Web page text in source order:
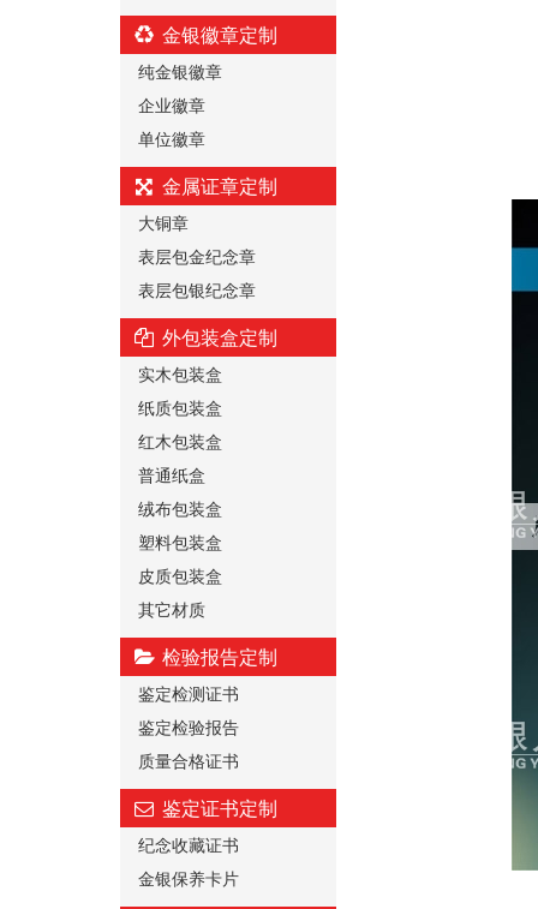
金银徽章定制
纯金银徽章
企业徽章
单位徽章
金属证章定制
大铜章
表层包金纪念章
表层包银纪念章
外包装盒定制
实木包装盒
纸质包装盒
红木包装盒
普通纸盒
绒布包装盒
塑料包装盒
皮质包装盒
其它材质
检验报告定制
鉴定检测证书
鉴定检验报告
质量合格证书
鉴定证书定制
纪念收藏证书
金银保养卡片